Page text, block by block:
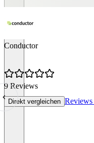
Conductor
9 Reviews
Direkt vergleichen Reviews